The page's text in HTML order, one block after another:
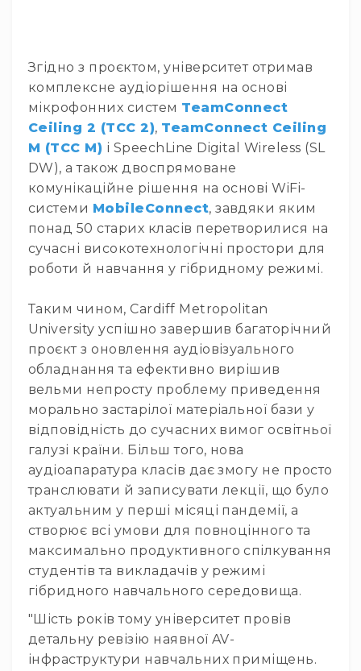
Для
аудіофілів
Для
спорту
Для
моніторингу
Для
Dj
та
студій
Для
ТБ
Для
людей
з
вадами
слуху
Підсилення
навушників
і
комплектуючі
Гарнітури
Для
трансляцій
і
Для
геймерів/
блогерів
Згідно з проєктом, університет отримав
комплексне аудіорішення на основі
мікрофонних систем TeamConnect
Ceiling 2 (TCC 2), TeamConnect Ceiling
M (TCC M) і SpeechLine Digital Wireless (SL
DW), а також двоспрямоване
комунікаційне рішення на основі WiFi-
системи MobileConnect, завдяки яким
понад 50 старих класів перетворилися на
сучасні високотехнологічні простори для
роботи й навчання у гібридному режимі.
Таким чином, Cardiff Metropolitan
University успішно завершив багаторічний
проєкт з оновлення аудіовізуального
обладнання та ефективно вирішив
вельми непросту проблему приведення
морально застарілої матеріальної бази у
відповідність до сучасних вимог освітньої
галузі країни. Більш того, нова
аудіоапаратура класів дає змогу не просто
транслювати й записувати лекції, що було
актуальним у перші місяці пандемії, а
створює всі умови для повноцінного та
максимально продуктивного спілкування
студентів та викладачів у режимі
гібридного навчального середовища.
"Шість років тому університет провів
детальну ревізію наявної AV-
інфраструктури навчальних приміщень.